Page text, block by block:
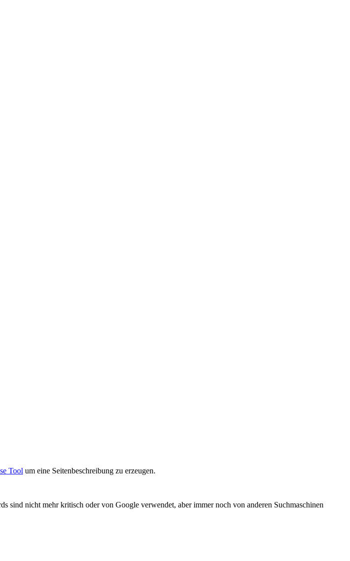
Tool um eine Seitenbeschreibung zu erzeugen.
nicht mehr kritisch oder von Google verwendet, aber immer noch von anderen Suchmaschinen